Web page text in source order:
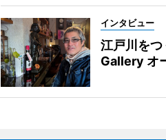
インタビュー
江戸川を
Gallery オ